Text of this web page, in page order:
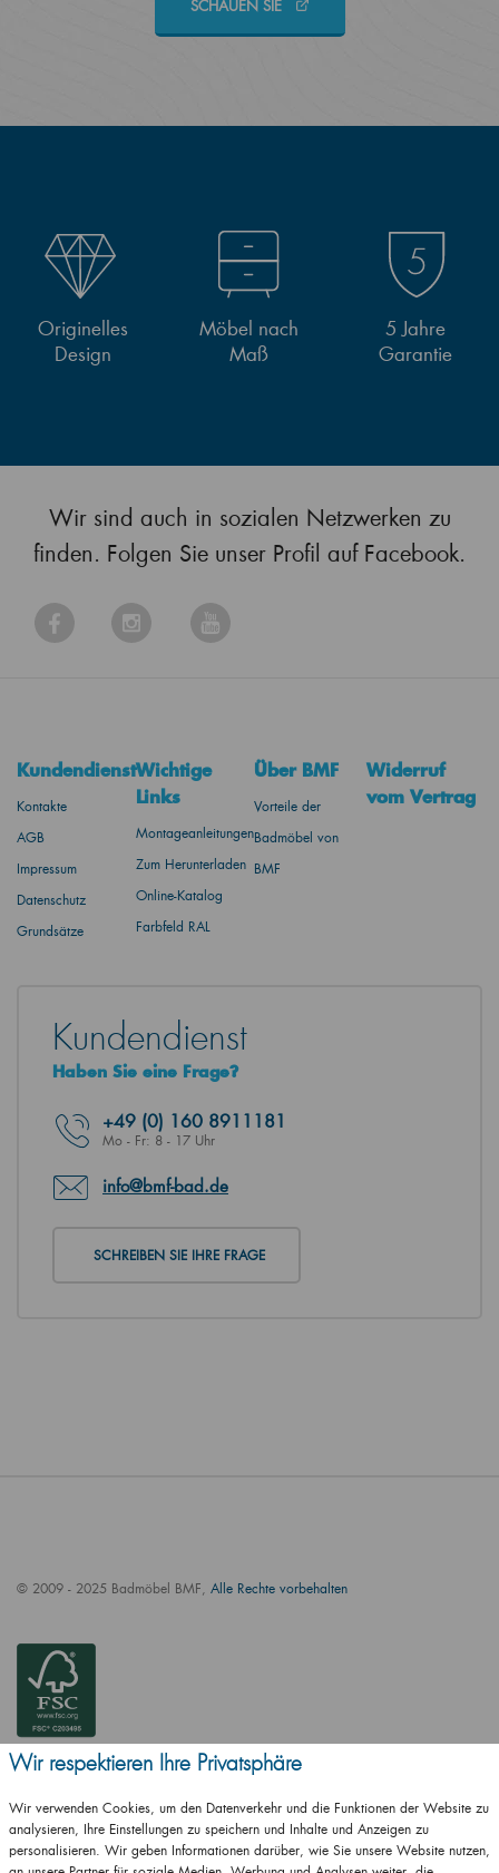
SCHAUEN SIE
Originelles
Design
Möbel nach
Maß
5 Jahre
Garantie
Wir sind auch in sozialen Netzwerken zu
finden. Folgen Sie unser Profil auf Facebook.
Kundendienst
Kontakte
AGB
Impressum
Datenschutz
Grundsätze
Wichtige
Links
Montageanleitungen
Zum Herunterladen
Online-Katalog
Farbfeld RAL
Über BMF
Vorteile der
Badmöbel von
BMF
Widerruf
vom Vertrag
Kundendienst
Haben Sie eine Frage?
+49 (0) 160 8911181
Mo - Fr: 8 - 17 Uhr
info@bmf-bad.de
SCHREIBEN SIE IHRE FRAGE
© 2009 - 2025 Badmöbel BMF, Alle Rechte vorbehalten
Wir respektieren Ihre Privatsphäre
Wir verwenden Cookies, um den Datenverkehr und die Funktionen der Website zu
analysieren, Ihre Einstellungen zu speichern und Inhalte und Anzeigen zu
personalisieren. Wir geben Informationen darüber, wie Sie unsere Website nutzen,